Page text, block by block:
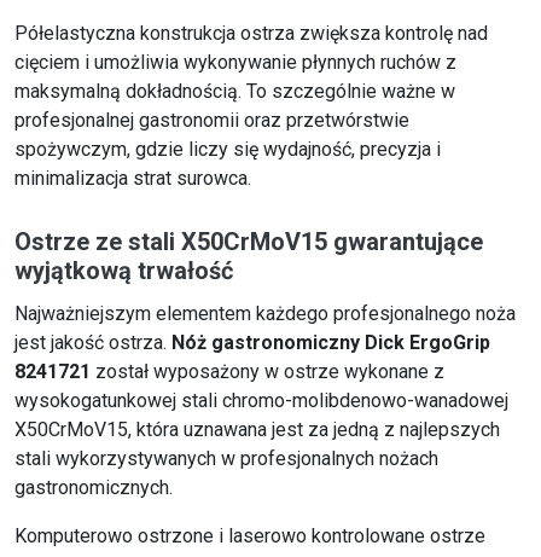
Półelastyczna konstrukcja ostrza zwiększa kontrolę nad
cięciem i umożliwia wykonywanie płynnych ruchów z
maksymalną dokładnością. To szczególnie ważne w
profesjonalnej gastronomii oraz przetwórstwie
spożywczym, gdzie liczy się wydajność, precyzja i
minimalizacja strat surowca.
Ostrze ze stali X50CrMoV15 gwarantujące
wyjątkową trwałość
Najważniejszym elementem każdego profesjonalnego noża
jest jakość ostrza. Nóż gastronomiczny Dick ErgoGrip
8241721 został wyposażony w ostrze wykonane z
wysokogatunkowej stali chromo-molibdenowo-wanadowej
X50CrMoV15, która uznawana jest za jedną z najlepszych
stali wykorzystywanych w profesjonalnych nożach
gastronomicznych.
Komputerowo ostrzone i laserowo kontrolowane ostrze